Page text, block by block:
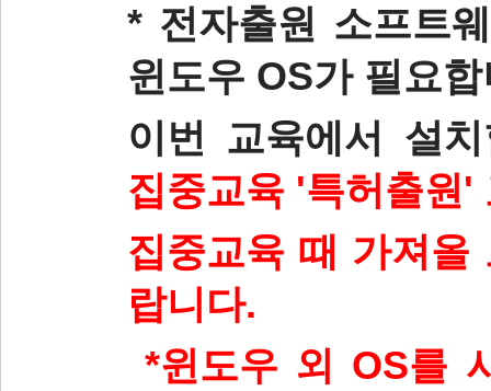
* 전자출원 소프트
윈도우 OS가 필요
이번 교육에서 설
집중교육 '특허출원'
집중교육 때 가져
랍니다.
*윈도우 외 OS를